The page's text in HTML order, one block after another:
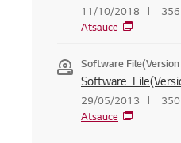
11/10/2018
Atsauce
Software
29/05/2013
Atsauce